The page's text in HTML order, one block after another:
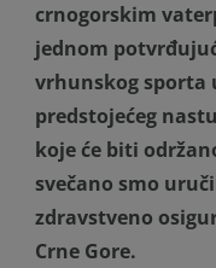
crnogorskim
jednom
vrhunskog sporta
predstojećeg
koje će biti
svečano smo
zdravstveno
Crne Gore.